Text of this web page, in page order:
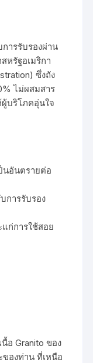
การรับรองผ่าน
หรัฐอเมริกา
ซึ่งถัง
ไม่ผสมสาร
บริโภคอุ่นใจ
นอันตรายต่อ
การรับรอง
ก่การใช้สอย
อ Granito ของ
ของท่าน ที่เหนือ